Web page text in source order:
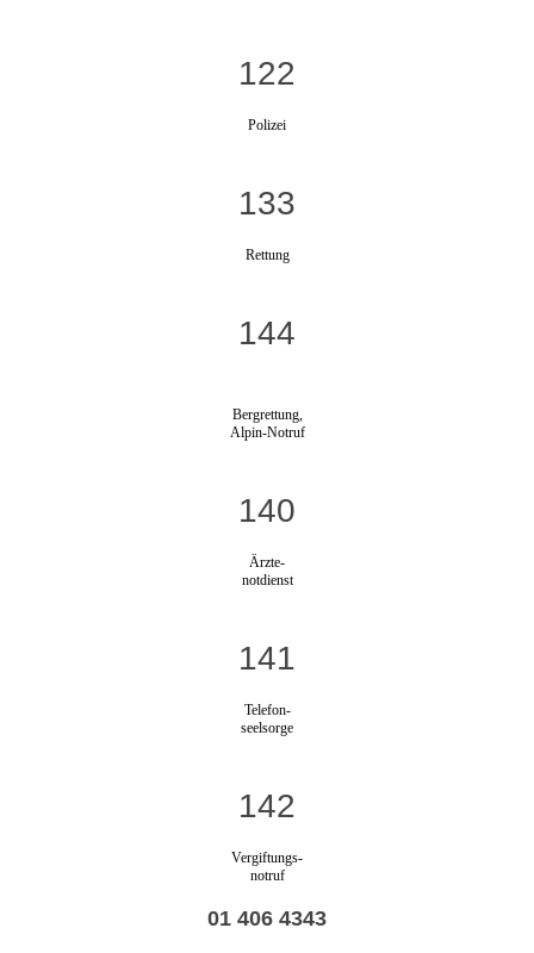
122
Polizei
133
Rettung
144
Bergrettung,
Alpin-Notruf
140
Ärzte-
notdienst
141
Telefon-
seelsorge
142
Vergiftungs-
notruf
01 406 4343